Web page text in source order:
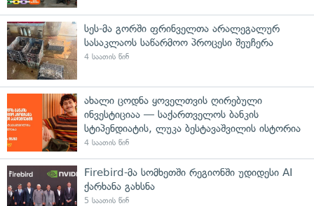
სეს-მა გორში ფრინველთა არალეგალურ
სასაკლაოს საწარმოო პროცესი შეუჩერა
4 საათის წინ
ახალი ცოდნა ყოველთვის ღირებული
ინვესტიციაა — საქართველოს ბანკის
სტიპენდიატის, ლუკა ბესტავაშვილის ისტორია
4 საათის წინ
Firebird-მა სომხეთში რეგიონში უდიდესი AI
ქარხანა გახსნა
5 საათის წინ